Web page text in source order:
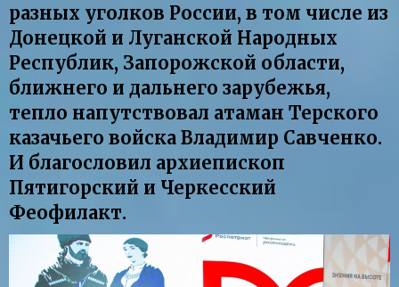
разных уголков России, в том числе из
Донецкой и Луганской Народных
Республик, Запорожской области,
ближнего и дальнего зарубежья,
тепло напутствовал атаман Терского
казачьего войска Владимир Савченко.
И благословил архиепископ
Пятигорский и Черкесский
Феофилакт.